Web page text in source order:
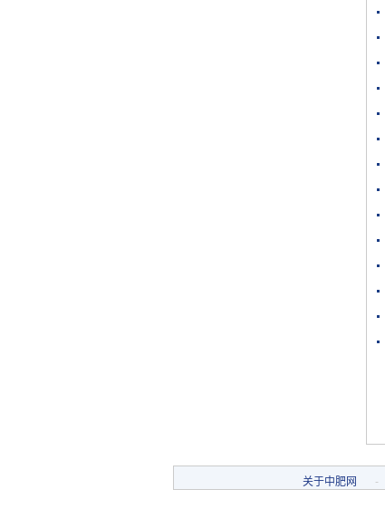
[购买]湖北襄阳购买氯化铵.
[购买]安徽购买有机肥料5.关于中肥网 -